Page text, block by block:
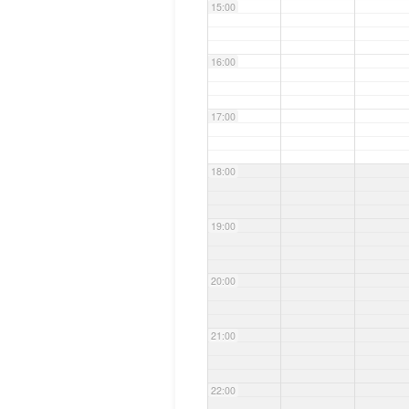
15:00
16:00
17:00
18:00
19:00
20:00
21:00
22:00